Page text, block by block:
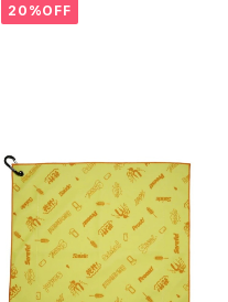
20%OFF